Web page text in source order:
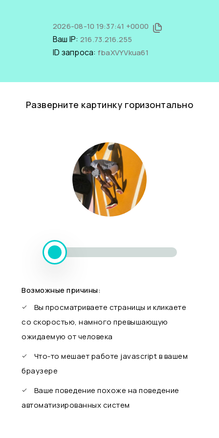
2026-08-10 19:37:41 +0000
Ваш IP: 216.73.216.255
ID запроса: fbaXVYVkua61
Разверните картинку горизонтально
Возможные причины:
Вы просматриваете страницы и кликаете
со скоростью, намного превышающую
ожидаемую от человека
Что-то мешает работе javascript в вашем
браузере
Ваше поведение похоже на поведение
автоматизированных систем